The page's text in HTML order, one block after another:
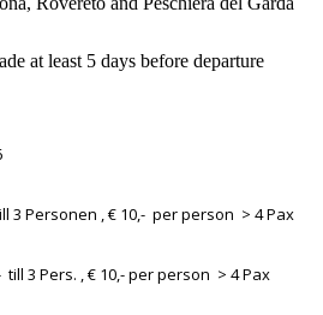
at least 5 days before departure
3 Personen , € 10,- per person > 4 Pax
till 3 Pers. , € 10,- per person > 4 Pax